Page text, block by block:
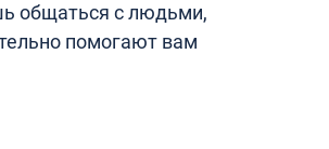
общаться с людьми,
помогают вам